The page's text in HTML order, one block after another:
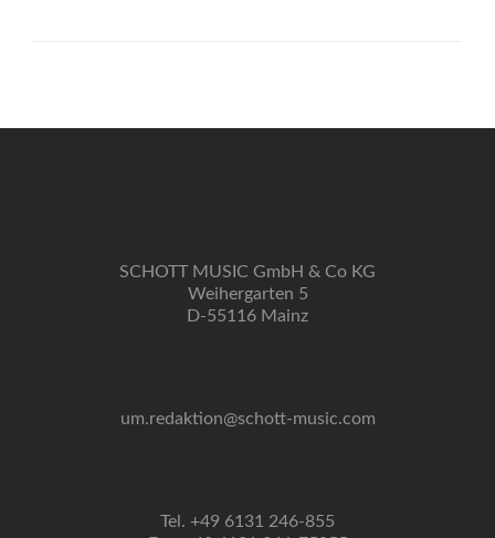
SCHOTT MUSIC GmbH & Co KG
Weihergarten 5
D-55116 Mainz
um.redaktion@schott-music.com
Tel. +49 6131 246-855